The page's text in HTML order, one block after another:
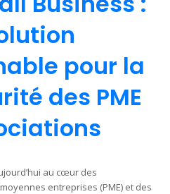
pour la
des PME
au cœur des
entreprises (PME) et des